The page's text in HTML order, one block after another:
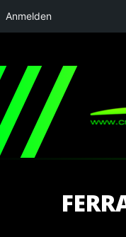
Anmelden